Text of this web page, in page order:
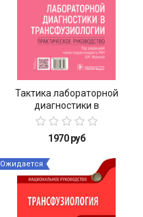
Тактика лабораторной
диагностики в
трансфузиологии.
1970 руб
Ожидается